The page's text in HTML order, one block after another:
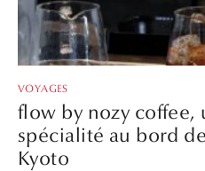
VOYAGES
flow by nozy coffee,
spécialité au bord
Kyoto